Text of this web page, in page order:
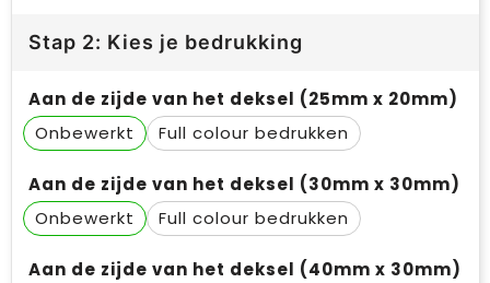
Stap 2: Kies je bedrukking
Aan de zijde van het deksel (25mm x 20mm)
Onbewerkt
Full colour
Aan de zijde van het deksel (30mm x 30mm)
Onbewerkt
Full colour
Aan de zijde van het deksel (40mm x 30mm)